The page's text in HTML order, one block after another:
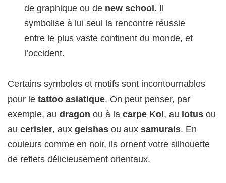
de graphique ou de new school . Il
symbolise à lui seul la rencontre réussie
entre le plus vaste continent du monde, et
l’occident.
Certains symboles et motifs sont incontournables
pour le tattoo asiatique. On peut penser, par
exemple, au dragon ou à la carpe Koi, au lotus ou
au cerisier, aux geishas ou aux samurais. En
couleurs comme en noir, ils ornent votre silhouette
de reflets délicieusement orientaux.